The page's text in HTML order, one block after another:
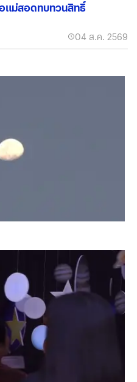
แม่สอดทบทวนสิทธิ์
04 ส.ค. 2569